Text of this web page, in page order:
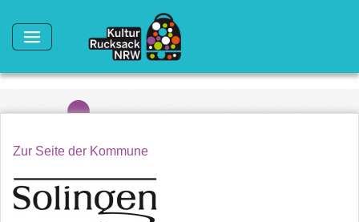
Zur Seite der Kommune